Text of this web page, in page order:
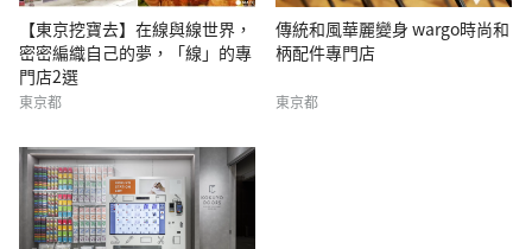
【東京挖寶去】在線與線世界，
密密編織自己的夢，「線」的專
門店2選
東京都
傳統和風華麗變身 wargo時尚和
柄配件專門店
東京都